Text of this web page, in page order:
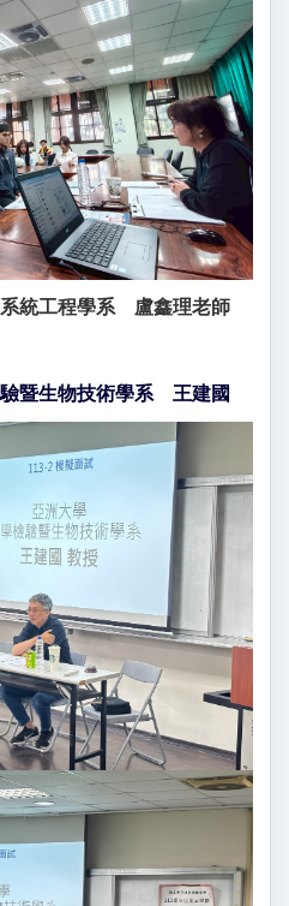
統工程學系 盧鑫理老師
暨生物技術學系 王建國